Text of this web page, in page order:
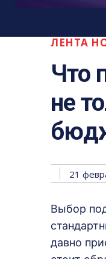
ЛЕНТА
Что
не
21
Выбор
давно